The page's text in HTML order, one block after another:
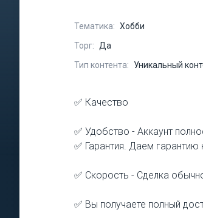
Тематика: Хобби
Торг:
Да
Тип контента:
Уникальный
✅ Качество
✅ Удобство - Аккаунт
✅ Гарантия. Даем
✅ Скорость - Сделка
✅ Вы получаете полный